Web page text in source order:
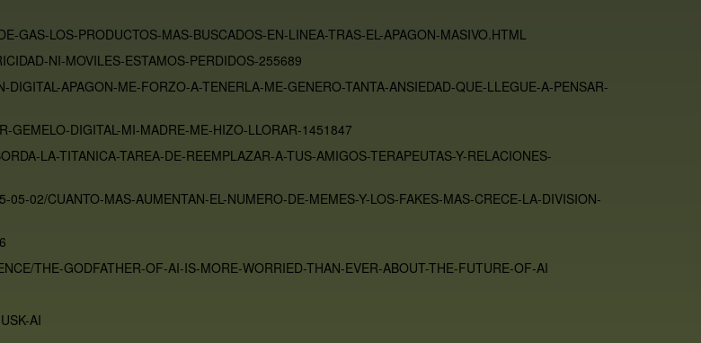
GAS-LOS-PRODUCTOS-MAS-BUSCADOS-EN-LINEA-TRAS-EL-APAGON-MASIVO.HTML
NI-MOVILES-ESTAMOS-PERDIDOS-255689
APAGON-ME-FORZO-A-TENERLA-ME-GENERO-TANTA-ANSIEDAD-QUE-LLEGUE-A-PENSAR-
GEMELO-DIGITAL-MI-MADRE-ME-HIZO-LLORAR-1451847
LA-TITANICA-TAREA-DE-REEMPLAZAR-A-TUS-AMIGOS-TERAPEUTAS-Y-RELACIONES-
02/CUANTO-MAS-AUMENTAN-EL-NUMERO-DE-MEMES-Y-LOS-FAKES-MAS-CRECE-LA-DIVISION-
THE-GODFATHER-OF-AI-IS-MORE-WORRIED-THAN-EVER-ABOUT-THE-FUTURE-OF-AI
AI